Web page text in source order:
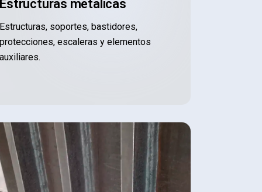
Estructuras metálicas
Estructuras, soportes, bastidores,
protecciones, escaleras y elementos
auxiliares.